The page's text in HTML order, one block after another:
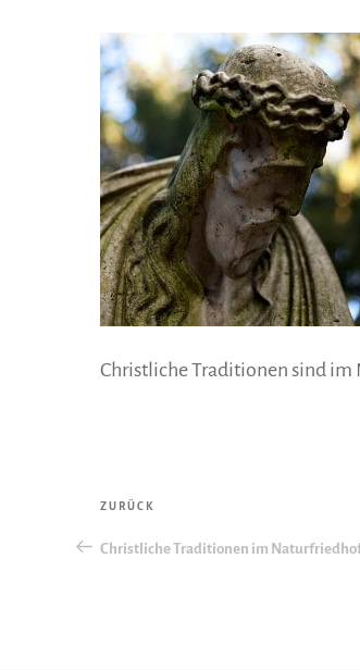
Christliche Traditionen sind
Vorheriger
ZURÜCK
Christliche Traditionen im